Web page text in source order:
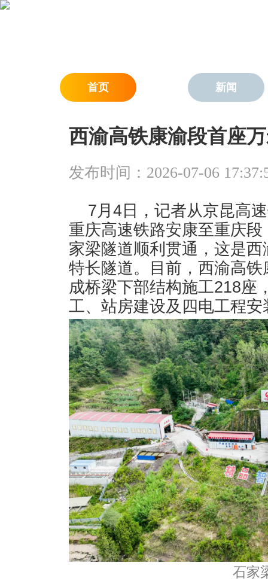
首页 新闻
西渝高铁康渝段首座
发布时间：2026-07-06
7月4日，记者从京昆高
重庆高速铁路安康至重庆段
家梁隧道顺利贯通，这是
特长隧道。目前，西渝高
成桥梁下部结构施工218座
工、站房建设及四电工程
石家